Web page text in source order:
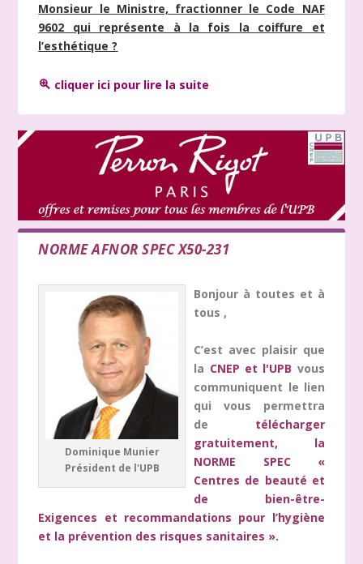
Monsieur le Ministre, fractionner le Code NAF
9602 qui représente à la fois la coiffure et
l’esthétique ?
cliquer ici pour lire la suite
NORME AFNOR SPEC X50-231
Dominique Munier
Président de l'UPB
Bonjour à toutes et à
tous ,
C’est avec plaisir que
la CNEP et l'UPB vous
communiquent le lien
qui vous permettra
de télécharger
gratuitement, la
NORME SPEC «
Centres de beauté et
de bien-être-
Exigences et recommandations pour l’hygiène
et la prévention des risques sanitaires ».